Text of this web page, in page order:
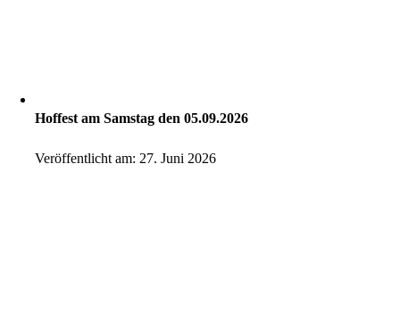
Hoffest am Samstag den 05.09.2026
Veröffentlicht am: 27. Juni 2026